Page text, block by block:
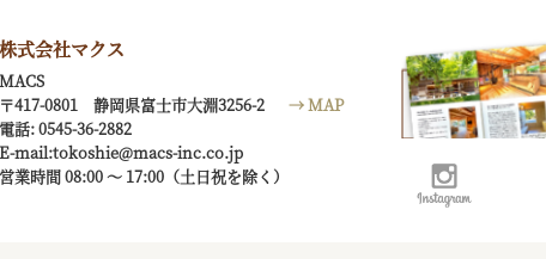
株式会社マクス
MACS
〒417-0801 静岡県富士市大淵3256-2
→ MAP
電話:0545-36-2882
E-mail:tokoshie@macs-inc.co.jp
営業時間 08:00 ～ 17:00（土日祝を除く）